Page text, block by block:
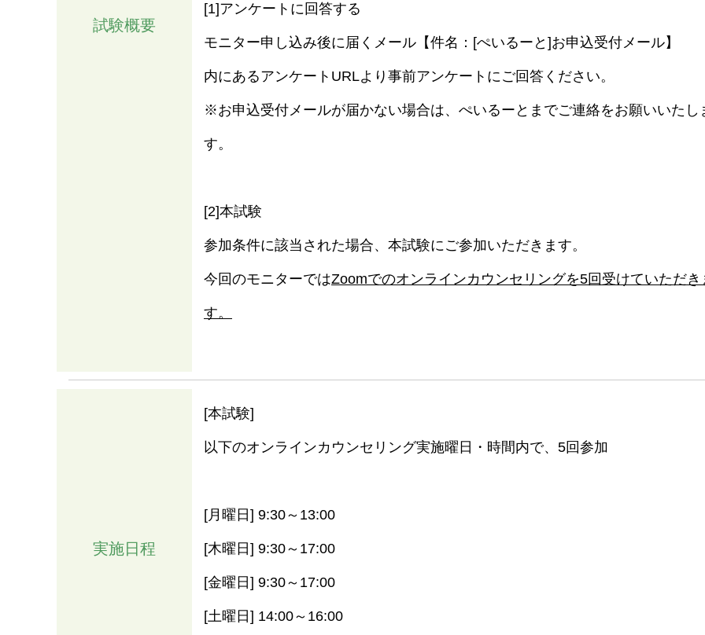
試験概要
[1]アンケートに回答する
モニター申し込み後に届くメール【件名：[ぺいるーと]お申込受付メール】
内にあるアンケートURLより事前アンケートにご回答ください。
※お申込受付メールが届かない場合は、ぺいるーとまでご連絡をお願いいたし
す。
[2]本試験
参加条件に該当された場合、本試験にご参加いただきます。
今回のモニターではZoomでのオンラインカウンセリングを5回受けていただき
す。
実施日程
[本試験]
以下のオンラインカウンセリング実施曜日・時間内で、5回参加
[月曜日] 9:30～13:00
[木曜日] 9:30～17:00
[金曜日] 9:30～17:00
[土曜日] 14:00～16:00